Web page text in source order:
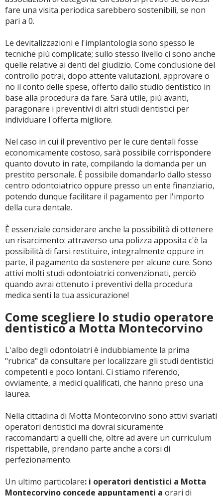
fare una visita periodica sarebbero sostenibili, se non
pari a 0.
Le devitalizzazioni e l'implantologia sono spesso le
tecniche più complicate; sullo stesso livello ci sono anche
quelle relative ai denti del giudizio. Come conclusione del
controllo potrai, dopo attente valutazioni, approvare o
no il conto delle spese, offerto dallo studio dentistico in
base alla procedura da fare. Sarà utile, più avanti,
paragonare i preventivi di altri studi dentistici per
individuare l'offerta migliore.
Nel caso in cui il preventivo per le cure dentali fosse
economicamente costoso, sarà possibile corrispondere
quanto dovuto in rate, compilando la domanda per un
prestito personale. È possibile domandarlo dallo stesso
centro odontoiatrico oppure presso un ente finanziario,
potendo dunque facilitare il pagamento per l'importo
della cura dentale.
È essenziale considerare anche la possibilità di ottenere
un risarcimento: attraverso una polizza apposita c'è la
possibilità di farsi restituire, integralmente oppure in
parte, il pagamento da sostenere per alcune cure. Sono
attivi molti studi odontoiatrici convenzionati, perciò
quando avrai ottenuto i preventivi della procedura
medica senti la tua assicurazione!
Come scegliere lo studio operatore
dentistico a Motta Montecorvino
L'albo degli odontoiatri è indubbiamente la prima
"rubrica" da consultare per localizzare gli studi dentistici
competenti e poco lontani. Ci stiamo riferendo,
ovviamente, a medici qualificati, che hanno preso una
laurea.
Nella cittadina di Motta Montecorvino sono attivi svariati
operatori dentistici ma dovrai sicuramente
raccomandarti a quelli che, oltre ad avere un curriculum
rispettabile, prendano parte anche a corsi di
perfezionamento.
Un ultimo particolare: i operatori dentistici a Motta
Montecorvino concede appuntamenti a orari di